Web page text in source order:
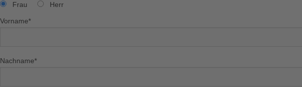
Frau Herr
Vorname*
Nachname*